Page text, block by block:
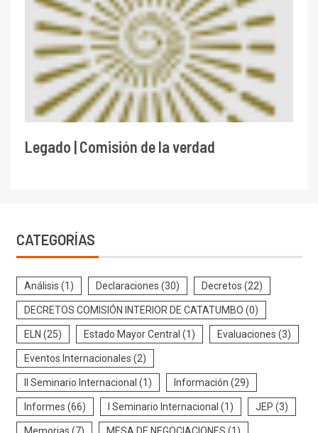
Legado | Comisión de la verdad
CATEGORÍAS
Análisis (1) Declaraciones (30) Decretos (22)
DECRETOS COMISIÓN INTERIOR DE CATATUMBO (0)
ELN (25) Estado Mayor Central (1) Evaluaciones (3)
Eventos Internacionales (2)
II Seminario Internacional (1) Información (29)
Informes (66) I Seminario Internacional (1) JEP (3)